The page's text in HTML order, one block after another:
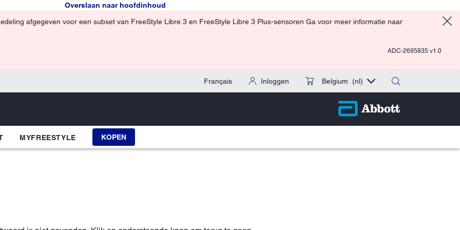
Overslaan naar hoofdinhoud
afgegeven voor een subset van FreeStyle Libre 3 en FreeStyle Libre 3 Plus-sensoren Ga voor meer informatie naar
ADC-2695835 v1.0
Français Inloggen Belgium (nl)
MYFREESTYLE KOPEN